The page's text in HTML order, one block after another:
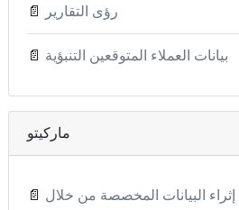
📄 رؤى التقارير
📄 بيانات العملاء المتوقعين التنبؤية
ماركيتو
📄